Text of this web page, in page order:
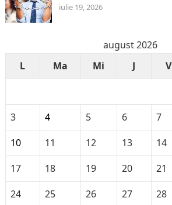
iulie 19, 2026
august 2026
L
Ma Mi J V
3
4 5 6 7
10
11 12 13 14
17
18 19 20 21
24
25 26 27 28